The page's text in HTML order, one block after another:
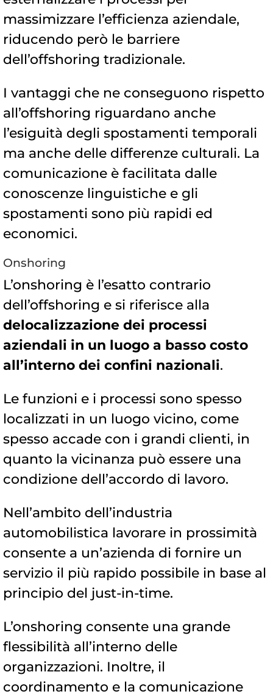
massimizzare l’efficienza aziendale,
riducendo però le barriere
dell’offshoring tradizionale.
I vantaggi che ne conseguono rispetto
all’offshoring riguardano anche
l’esiguità degli spostamenti temporali
ma anche delle differenze culturali. La
comunicazione è facilitata dalle
conoscenze linguistiche e gli
spostamenti sono più rapidi ed
economici.
Onshoring
L’onshoring è l’esatto contrario
dell’offshoring e si riferisce alla
delocalizzazione dei processi
aziendali in un luogo a basso costo
all’interno dei confini nazionali.
Le funzioni e i processi sono spesso
localizzati in un luogo vicino, come
spesso accade con i grandi clienti, in
quanto la vicinanza può essere una
condizione dell’accordo di lavoro.
Nell’ambito dell’industria
automobilistica lavorare in prossimità
consente a un’azienda di fornire un
servizio il più rapido possibile in base al
principio del just-in-time.
L’onshoring consente una grande
flessibilità all’interno delle
organizzazioni. Inoltre, il
coordinamento e la comunicazione